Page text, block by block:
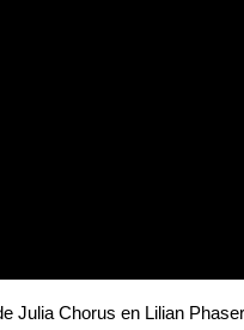
Julia Chorus en Lilian